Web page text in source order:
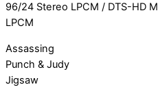
96/24 Stereo LPCM / DTS-HD
LPCM
Assassing
Punch & Judy
Jigsaw